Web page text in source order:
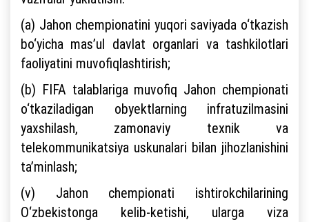
(a) Jahon chempionatini yuqori saviyada o‘tkazish
bo‘yicha mas’ul davlat organlari va tashkilotlari
faoliyatini muvofiqlashtirish;
(b) FIFA talablariga muvofiq Jahon chempionati
o‘tkaziladigan obyektlarning infratuzilmasini
yaxshilash, zamonaviy texnik va
telekommunikatsiya uskunalari bilan jihozlanishini
ta’minlash;
(v) Jahon chempionati ishtirokchilarining
O‘zbekistonga kelib-ketishi, ularga viza